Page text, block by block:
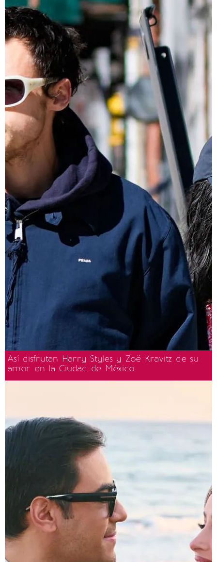
Así disfrutan Harry Styles y Zoë Kravitz de su
amor en la Ciudad de México